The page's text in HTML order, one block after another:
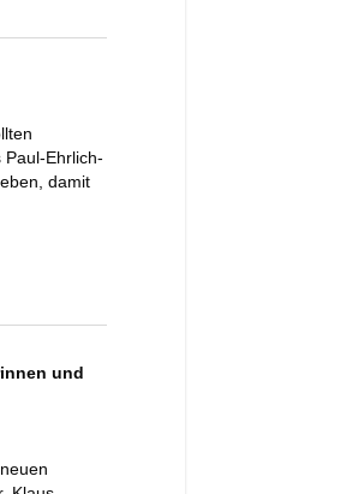
Ehrlich-
damit
und